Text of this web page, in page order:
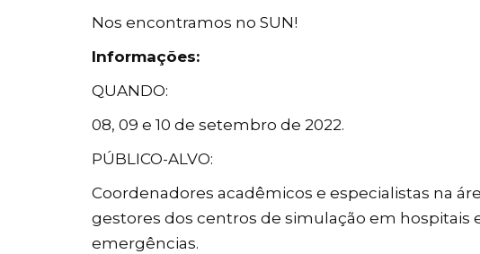
Nos encontramos no SUN!
Informações:
QUANDO:
08, 09 e 10 de setembro de 2022.
PÚBLICO-ALVO:
Coordenadores acadêmicos e especialistas na
gestores dos centros de simulação em hospitais
emergências.